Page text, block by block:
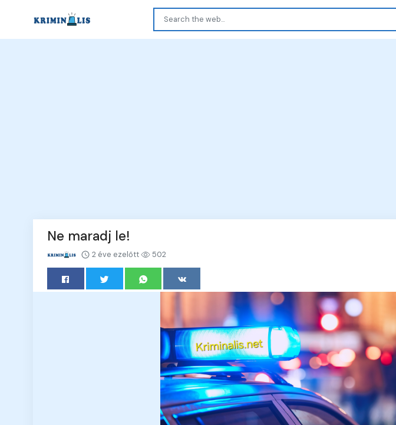
Ne maradj le!
2 éve ezelőtt 502